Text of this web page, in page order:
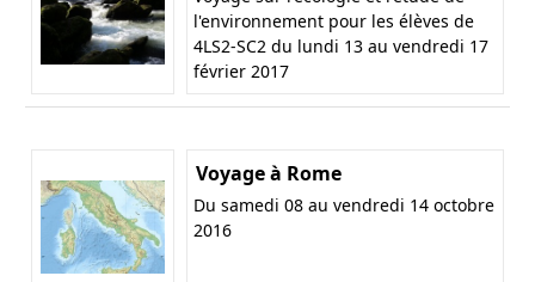
l'environnement pour les élèves de
4LS2-SC2 du lundi 13 au vendredi 17
février 2017
Voyage à Rome
Du samedi 08 au vendredi 14 octobre
2016